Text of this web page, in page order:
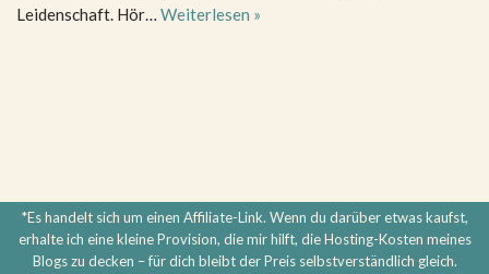
Leidenschaft. Hör… Weiterlesen »
*Es handelt sich um einen Affiliate-Link. Wenn du darüber etwas kaufst,
erhalte ich eine kleine Provision, die mir hilft, die Hosting-Kosten meines
Blogs zu decken – für dich bleibt der Preis selbstverständlich gleich.